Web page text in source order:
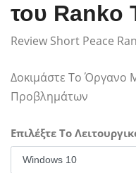
του Ranko
Review Short Peace
Δοκιμάστε Το Όργανο
Προβλημάτων
Επιλέξτε Το